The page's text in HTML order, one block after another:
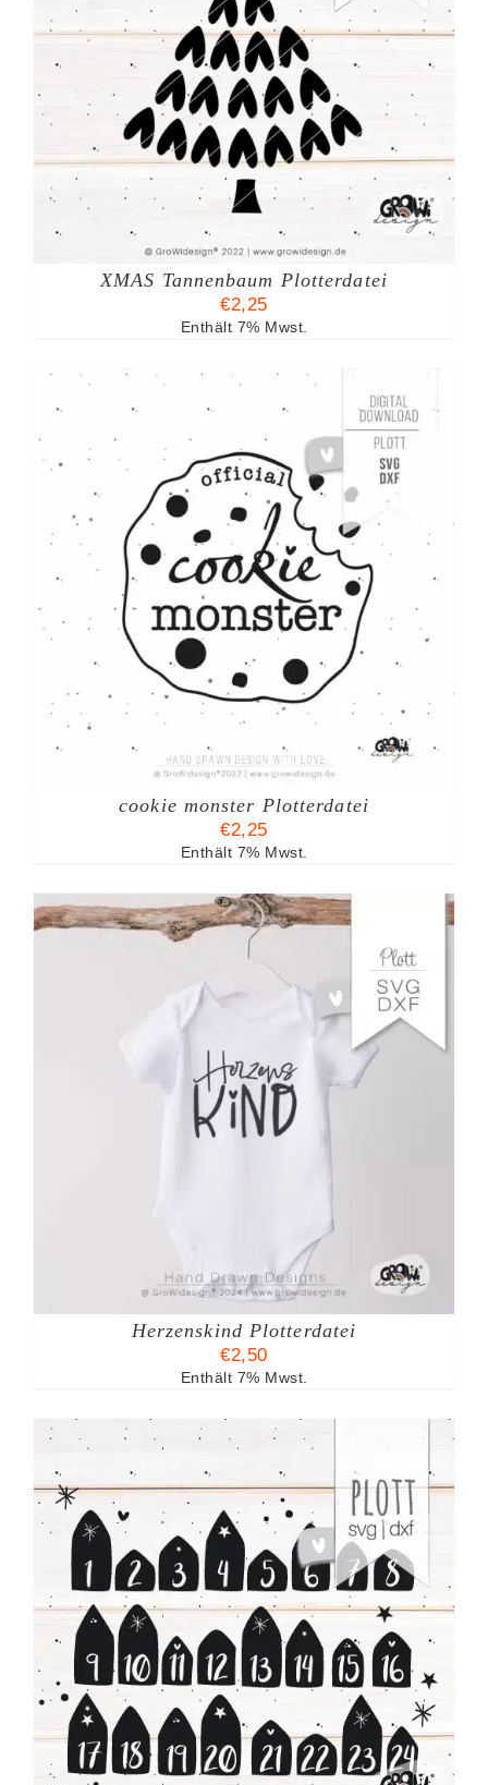
XMAS Tannenbaum Plotterdatei
€2,25
Enthält 7% Mwst.
cookie monster Plotterdatei
€2,25
Enthält 7% Mwst.
Herzenskind Plotterdatei
€2,50
Enthält 7% Mwst.